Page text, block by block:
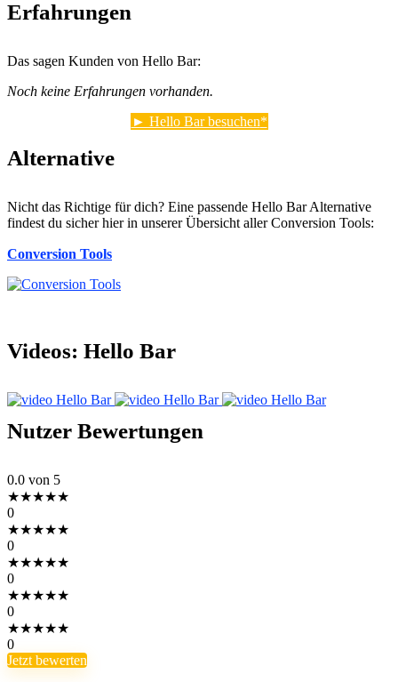
Erfahrungen
Das sagen Kunden von Hello Bar:
Noch keine Erfahrungen vorhanden.
► Hello Bar besuchen
Alternative
Nicht das Richtige für dich? Eine passende Hello Bar Alternative
findest du sicher hier in unserer Übersicht aller Conversion Tools:
Conversion Tools
Videos: Hello Bar
Nutzer Bewertungen
0.0 von 5
★★★★★
0
★★★★★
0
★★★★★
0
★★★★★
0
★★★★★
0
Jetzt bewerten